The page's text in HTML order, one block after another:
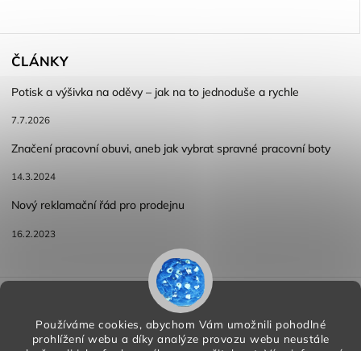
Používáme cookies, abychom Vám umožnili pohodlné
prohlížení webu a díky analýze provozu webu neustále
ČLÁNKY
Potisk a výšivka na oděvy – jak na to jednoduše a rychle
7.7.2026
Značení pracovní obuvi, aneb jak vybrat spravné pracovní boty
14.3.2024
Nový reklamační řád pro prodejnu
16.2.2023
Reklamace a vracení zboží
Podmínky ochrany osobních údajů